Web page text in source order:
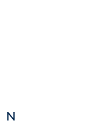
N